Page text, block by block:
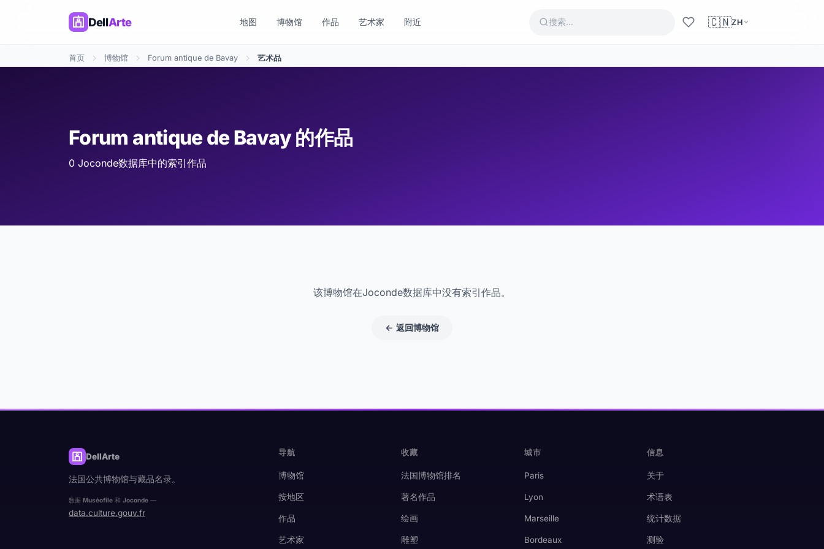
DellArte 地图 博物馆 作品 艺术家 附近 🇨🇳ZH
首页 博物馆 Forum antique de Bavay 艺术品
Forum antique de Bavay 的作品
0 Joconde数据库中的索引作品
该博物馆在Joconde数据库中没有索引作品。
← 返回博物馆
DellArte
法国公共博物馆与藏品名录。
数据 Muséofile 和 Joconde —
data.culture.gouv.fr
导航
博物馆
按地区
作品
艺术家
收藏
法国博物馆排名
著名作品
绘画
雕塑
城市
Paris
Lyon
Marseille
Bordeaux
信息
关于
术语表
统计数据
测验